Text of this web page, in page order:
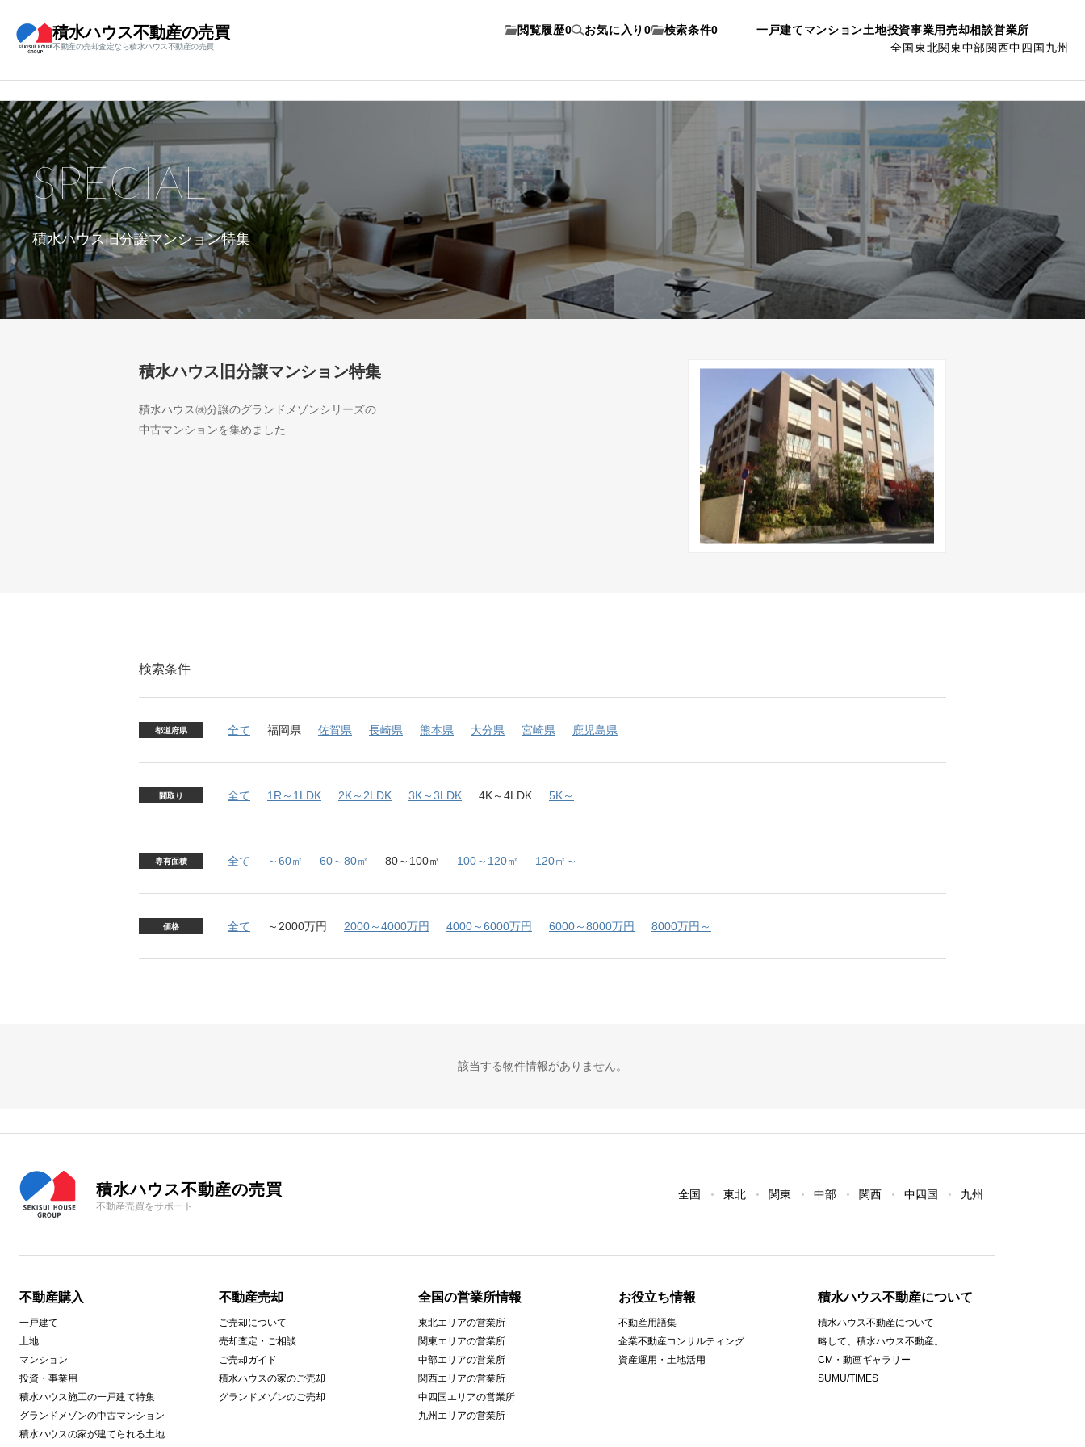
積水ハウス不動産の売買
不動産の売却査定なら積水ハウス不動産の売買
一戸建てマンション土地投資事業用売却相談営業所
全国東北関東中部関西中四国九州
閲覧履歴0 お気に入り 0 検索条件0
積水ハウス旧分譲マンション特集
SPECIAL
積水ハウス旧分譲マンション特集
積水ハウス㈱分譲のグランドメゾンシリーズの
中古マンションを集めました
検索条件
都道府県 全て 福岡県 佐賀県 長崎県 熊本県 大分県 宮崎県 鹿児島県
間取り 全て 1R～1LDK 2K～2LDK 3K～3LDK 4K～4LDK 5K～
専有面積 全て ～60㎡ 60～80㎡ 80～100㎡ 100～120㎡ 120㎡～
価格 全て ～2000万円 2000～4000万円 4000～6000万円 6000～8000万円 8000万円～
該当する物件情報がありません。
積水ハウス不動産の売買
不動産売買をサポート
全国 東北 関東 中部 関西 中四国 九州
不動産購入
一戸建て
土地
マンション
投資・事業用
積水ハウス施工の一戸建て特集
グランドメゾンの中古マンション
積水ハウスの家が建てられる土地
不動産売却
ご売却について
売却査定・ご相談
ご売却ガイド
積水ハウスの家のご売却
グランドメゾンのご売却
全国の営業所情報
東北エリアの営業所
関東エリアの営業所
中部エリアの営業所
関西エリアの営業所
中四国エリアの営業所
九州エリアの営業所
お役立ち情報
不動産用語集
企業不動産コンサルティング
資産運用・土地活用
積水ハウス不動産について
積水ハウス不動産について
略して、積水ハウス不動産。
CM・動画ギャラリー
SUMU/TIMES